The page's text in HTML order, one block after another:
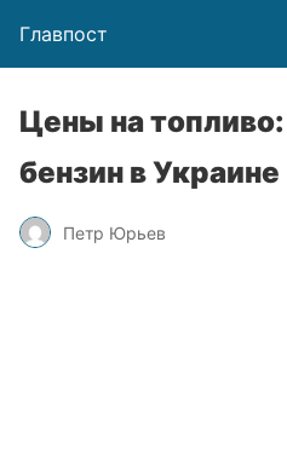
Главпост
Цены на
бензин в Украине
Петр Юрьев